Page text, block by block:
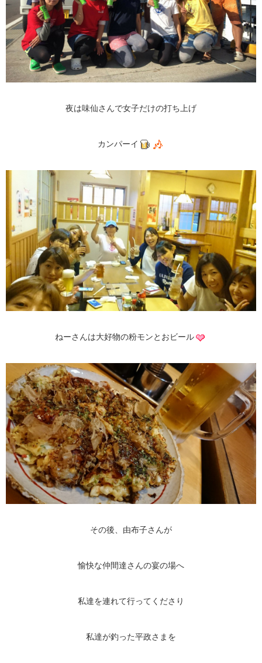
夜は味仙さんで女子だけの打ち上げ
カンパーイ
ねーさんは大好物の粉モンとおビール
その後、由布子さんが
愉快な仲間達さんの宴の場へ
私達を連れて行ってくださり
私達が釣った平政さまを